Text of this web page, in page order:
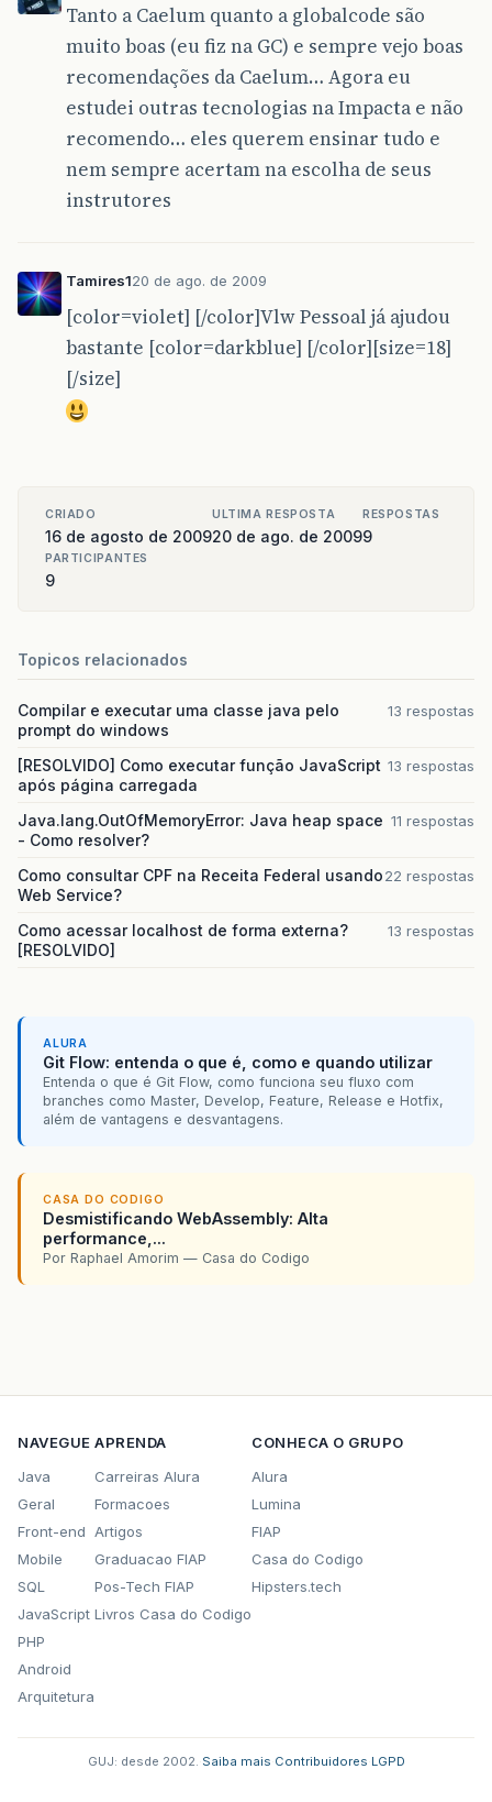
Tanto a Caelum quanto a globalcode são
muito boas (eu fiz na GC) e sempre vejo boas
recomendações da Caelum… Agora eu
estudei outras tecnologias na Impacta e não
recomendo… eles querem ensinar tudo e
nem sempre acertam na escolha de seus
instrutores
Tamires120 de ago. de 2009
[color=violet] [/color]Vlw Pessoal já ajudou
bastante [color=darkblue] [/color][size=18]
[/size]
CRIADO
16 de agosto de 2009
ULTIMA RESPOSTA
20 de ago. de 2009
RESPOSTAS
9
PARTICIPANTES
9
Topicos relacionados
Compilar e executar uma classe java pelo
prompt do windows
13 respostas
[RESOLVIDO] Como executar função JavaScript
após página carregada
13 respostas
Java.lang.OutOfMemoryError: Java heap space
- Como resolver?
11 respostas
Como consultar CPF na Receita Federal usando
Web Service?
22 respostas
Como acessar localhost de forma externa?
[RESOLVIDO]
13 respostas
ALURA
Git Flow: entenda o que é, como e quando utilizar
Entenda o que é Git Flow, como funciona seu fluxo com
branches como Master, Develop, Feature, Release e Hotfix,
além de vantagens e desvantagens.
CASA DO CODIGO
Desmistificando WebAssembly: Alta
performance,...
Por Raphael Amorim — Casa do Codigo
NAVEGUE
Java
Geral
Front-end
Mobile
SQL
JavaScript
PHP
Android
Arquitetura
APRENDA
Carreiras Alura
Formacoes
Artigos
Graduacao FIAP
Pos-Tech FIAP
Livros Casa do Codigo
CONHECA O GRUPO
Alura
Lumina
FIAP
Casa do Codigo
Hipsters.tech
GUJ: desde 2002. Saiba mais Contribuidores LGPD